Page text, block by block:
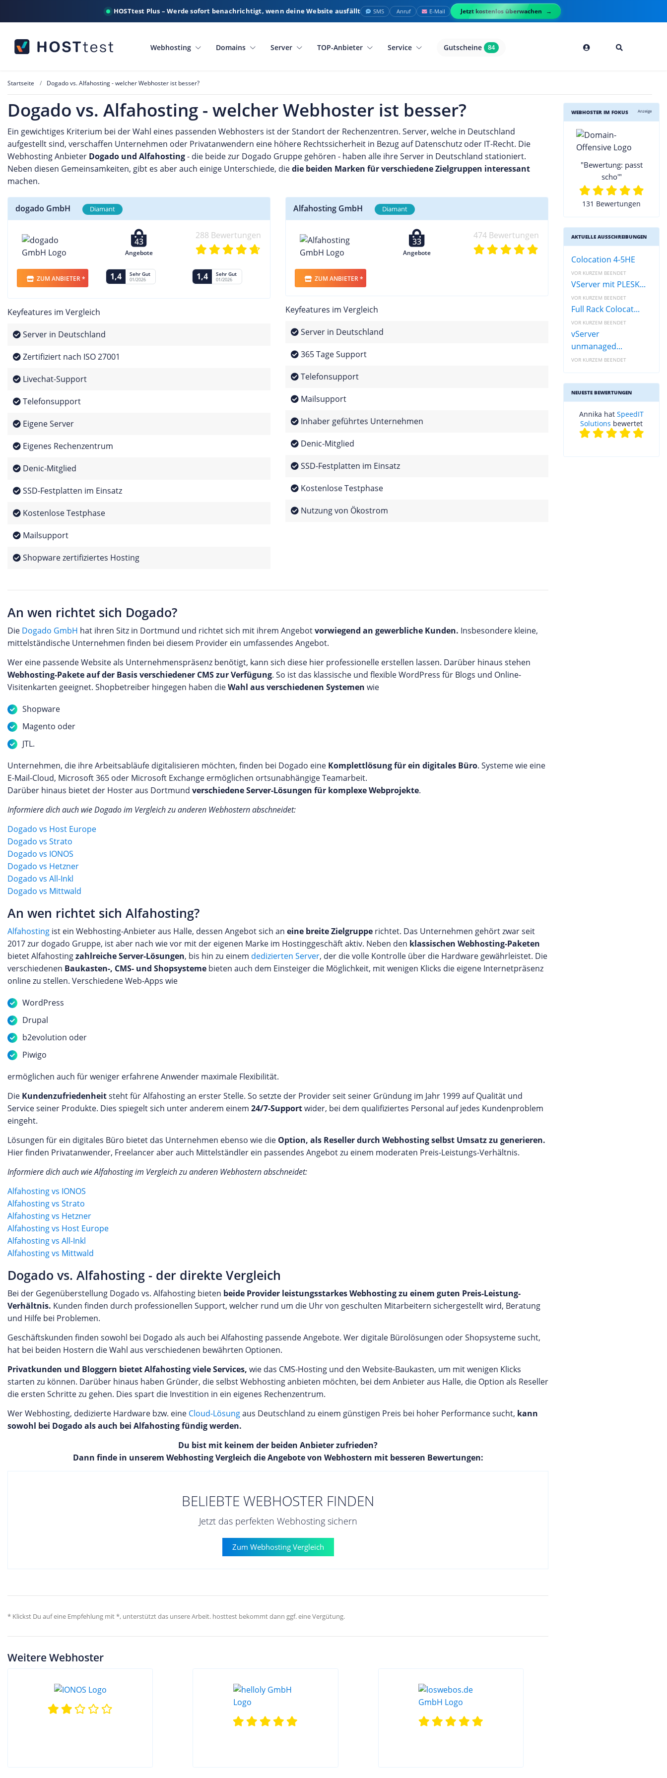
HOSTtest Plus – Werde sofort benachrichtigt, wenn deine Website ausfällt SMS Anruf E-Mail Jetzt kostenlos überwachen
Webhosting Domains Server TOP-Anbieter Service Gutscheine 84
Startseite Dogado vs. Alfahosting - welcher Webhoster ist besser?
Dogado vs. Alfahosting - welcher Webhoster ist besser?
Ein gewichtiges Kriterium bei der Wahl eines passenden Webhosters ist der Standort der Rechenzentren. Server, welche in Deutschland
aufgestellt sind, verschaffen Unternehmen oder Privatanwendern eine höhere Rechtssicherheit in Bezug auf Datenschutz oder IT-Recht. Die
Webhosting Anbieter Dogado und Alfahosting- die beide zur Dogado Gruppe gehören - haben alle ihre Server in Deutschland stationiert.
Neben diesen Gemeinsamkeiten, gibt es aber auch einige Unterschiede, diedie beiden Marken für verschiedene Zielgruppen interessant
machen.
dogado GmbH Diamant
43
Angebote
288 Bewertungen
ZUM ANBIETER * 1,4 Sehr Gut
01/2026 1,4 Sehr Gut
01/2026
Keyfeatures im Vergleich
Server in Deutschland
Zertifiziert nach ISO 27001
Livechat-Support
Telefonsupport
Eigene Server
Eigenes Rechenzentrum
Denic-Mitglied
SSD-Festplatten im Einsatz
Kostenlose Testphase
Mailsupport
Shopware zertifiziertes Hosting
Alfahosting GmbH Diamant
33
Angebote
474 Bewertungen
ZUM ANBIETER *
Keyfeatures im Vergleich
Server in Deutschland
365 Tage Support
Telefonsupport
Mailsupport
Inhaber geführtes Unternehmen
Denic-Mitglied
SSD-Festplatten im Einsatz
Kostenlose Testphase
Nutzung von Ökostrom
An wen richtet sich Dogado?
Die Dogado GmbH hat ihren Sitz in Dortmund und richtet sich mit ihrem Angebotvorwiegend an gewerbliche Kunden. Insbesondere kleine,
mittelständische Unternehmen finden bei diesem Provider ein umfassendes Angebot.
Wer eine passende Website als Unternehmenspräsenz benötigt, kann sich diese hier professionelle erstellen lassen. Darüber hinaus stehen
Webhosting-Pakete auf der Basis verschiedener CMS zur Verfügung. So ist das klassische und flexible WordPress für Blogs und Online-
Visitenkarten geeignet. Shopbetreiber hingegen haben dieWahl aus verschiedenen Systemen wie
Shopware
Magento oder
JTL.
Unternehmen, die ihre Arbeitsabläufe digitalisieren möchten, finden bei Dogado eine Komplettlösung für ein digitales Büro. Systeme wie eine
E-Mail-Cloud, Microsoft 365 oder Microsoft Exchange ermöglichen ortsunabhängige Teamarbeit.
Darüber hinaus bietet der Hoster aus Dortmund verschiedene Server-Lösungen für komplexe Webprojekte.
Informiere dich auch wie Dogado im Vergleich zu anderen Webhostern abschneidet:
Dogado vs Host Europe
Dogado vs Strato
Dogado vs IONOS
Dogado vs Hetzner
Dogado vs All-Inkl
Dogado vs Mittwald
An wen richtet sich Alfahosting?
Alfahosting ist ein Webhosting-Anbieter aus Halle, dessen Angebot sich an eine breite Zielgruppe richtet. Das Unternehmen gehört zwar seit
2017 zur dogado Gruppe, ist aber nach wie vor mit der eigenen Marke im Hostinggeschäft aktiv. Neben den klassischen Webhosting-Paketen
bietet Alfahostingzahlreiche Server-Lösungen, bis hin zu einem dedizierten Server, der die volle Kontrolle über die Hardware gewährleistet. Die
verschiedenen Baukasten-, CMS- und Shopsysteme bieten auch dem Einsteiger die Möglichkeit, mit wenigen Klicks die eigene Internetpräsenz
online zu stellen. Verschiedene Web-Apps wie
WordPress
Drupal
b2evolution oder
Piwigo
ermöglichen auch für weniger erfahrene Anwender maximale Flexibilität.
Die Kundenzufriedenheitsteht für Alfahosting an erster Stelle. So setzte der Provider seit seiner Gründung im Jahr 1999 auf Qualität und
Service seiner Produkte. Dies spiegelt sich unter anderem einem 24/7-Supportwider, bei dem qualifiziertes Personal auf jedes Kundenproblem
eingeht.
Lösungen für ein digitales Büro bietet das Unternehmen ebenso wie die Option, als Reseller durch Webhosting selbst Umsatz zu generieren.
Hier finden Privatanwender, Freelancer aber auch Mittelständler ein passendes Angebot zu einem moderaten Preis-Leistungs-Verhältnis.
Informiere dich auch wie Alfahosting im Vergleich zu anderen Webhostern abschneidet:
Alfahosting vs IONOS
Alfahosting vs Strato
Alfahosting vs Hetzner
Alfahosting vs Host Europe
Alfahosting vs All-Inkl
Alfahosting vs Mittwald
Dogado vs. Alfahosting - der direkte Vergleich
Bei der Gegenüberstellung Dogado vs. Alfahosting bieten beide Provider leistungsstarkes Webhosting zu einem guten Preis-Leistung-
Verhältnis. Kunden finden durch professionellen Support, welcher rund um die Uhr von geschulten Mitarbeitern sichergestellt wird, Beratung
und Hilfe bei Problemen.
Geschäftskunden finden sowohl bei Dogado als auch bei Alfahosting passende Angebote. Wer digitale Bürolösungen oder Shopsysteme sucht,
hat bei beiden Hostern die Wahl aus verschiedenen bewährten Optionen.
Privatkunden und Bloggern bietet Alfahosting viele Services, wie das CMS-Hosting und den Website-Baukasten, um mit wenigen Klicks
starten zu können. Darüber hinaus haben Gründer, die selbst Webhosting anbieten möchten, bei dem Anbieter aus Halle, die Option als Reseller
die ersten Schritte zu gehen. Dies spart die Investition in ein eigenes Rechenzentrum.
Wer Webhosting, dedizierte Hardware bzw. eine Cloud-Lösungaus Deutschland zu einem günstigen Preis bei hoher Performance sucht, kann
sowohl bei Dogado als auch bei Alfahosting fündig werden.
Du bist mit keinem der beiden Anbieter zufrieden?
Dann finde in unserem Webhosting Vergleich die Angebote von Webhostern mit besseren Bewertungen:
BELIEBTE WEBHOSTER FINDEN
Jetzt das perfekten Webhosting sichern
Zum Webhosting Vergleich
* Klickst Du auf eine Empfehlung mit *, unterstützt das unsere Arbeit. hosttest bekommt dann ggf. eine Vergütung.
Weitere Webhoster
WEBHOSTER IM FOKUS Anzeige
"Bewertung: passt
scho'"
131 Bewertungen
AKTUELLE AUSSCHREIBUNGEN
Colocation 4-5HE
VOR KURZEM BEENDET
VServer mit PLESK...
VOR KURZEM BEENDET
Full Rack Colocat...
VOR KURZEM BEENDET
vServer
unmanaged...
VOR KURZEM BEENDET
NEUESTE BEWERTUNGEN
Annika hat SpeedIT
Solutions bewertet